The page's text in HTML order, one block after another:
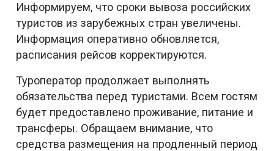
Информируем, что сроки вывоза российских
туристов из зарубежных стран увеличены.
Информация оперативно обновляется,
расписания рейсов корректируются.
Туроператор продолжает выполнять
обязательства перед туристами. Всем гостям
будет предоставлено проживание, питание и
трансферы. Обращаем внимание, что
средства размещения на продленный период